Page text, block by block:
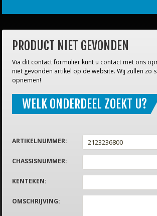
PRODUCT NIET GEVONDEN
Via dit contact formulier kunt u contact met ons
niet gevonden artikel op de website. Wij zullen zo
opnemen!
WELK ONDERDEEL ZOEKT U?
ARTIKELNUMMER:
CHASSISNUMMER:
KENTEKEN:
OMSCHRIJVING: